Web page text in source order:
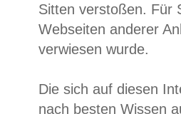
Sitten verstoßen. Für
Webseiten anderer
verwiesen wurde.
Die sich auf diesen
nach besten Wissen